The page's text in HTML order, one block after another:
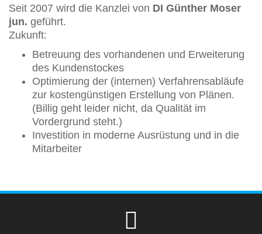
Seit 2007 wird die Kanzlei von DI Günther Moser
jun. geführt.
Zukunft:
Betreuung des vorhandenen und Erweiterung
des Kundenstockes
Optimierung der (internen) Verfahrensabläufe
zur kostengünstigen Erstellung von Plänen.
(Billig geht leider nicht, da Qualität im
Vordergrund steht.)
Investition in moderne Ausrüstung und in die
Mitarbeiter